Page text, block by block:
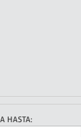
HASTA: